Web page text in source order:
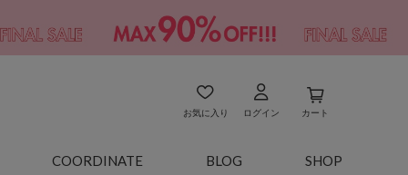
お気に入り ログイン カート
COORDINATE BLOG SHOP